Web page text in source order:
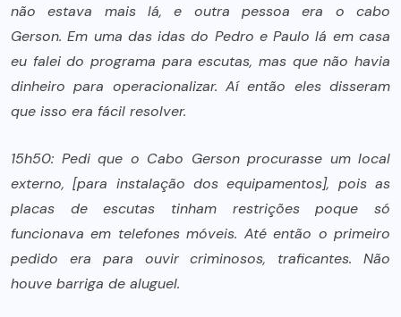
não estava mais lá, e outra pessoa era o cabo
Gerson. Em uma das idas do Pedro e Paulo lá em casa
eu falei do programa para escutas, mas que não havia
dinheiro para operacionalizar. Aí então eles disseram
que isso era fácil resolver.
15h50: Pedi que o Cabo Gerson procurasse um local
externo, [para instalação dos equipamentos], pois as
placas de escutas tinham restrições poque só
funcionava em telefones móveis. Até então o primeiro
pedido era para ouvir criminosos, traficantes. Não
houve barriga de aluguel.